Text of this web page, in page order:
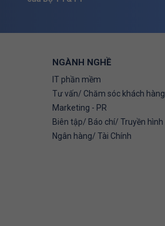
NGÀNH NGHỀ
IT phần mềm
Tư vấn/ Chăm sóc khách hàng
Marketing - PR
Biên tập/ Báo chí/ Truyền hình
Ngân hàng/ Tài Chính